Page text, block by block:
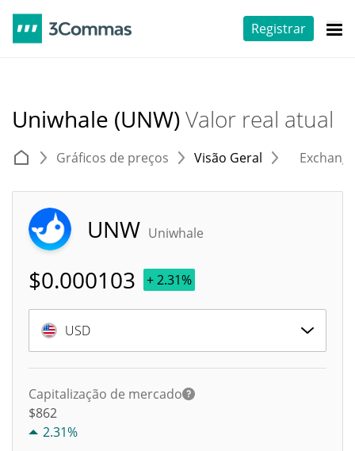
Registrar
Uniwhale (UNW)Valor real atual
Gráficos de preços Visão Geral
UNW Uniwhale
$0.000103 + 2.31%
USD
Capitalização de mercado
$862
2.31%